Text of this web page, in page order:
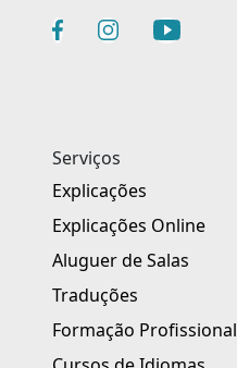
Serviços
Explicações
Explicações Online
Aluguer de Salas
Traduções
Formação Profissional